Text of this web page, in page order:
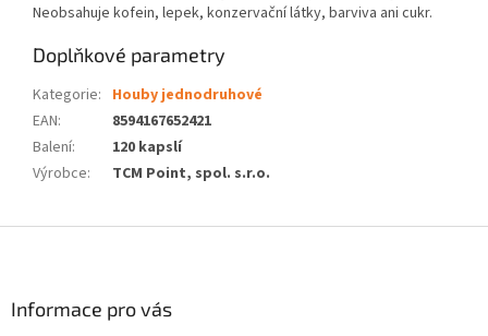
Neobsahuje kofein, lepek, konzervační látky, barviva ani cukr.
Doplňkové parametry
Kategorie: Houby jednodruhové
EAN:
8594167652421
Balení:
120 kapslí
Výrobce: TCM Point, spol. s.r.o.
Informace pro vás